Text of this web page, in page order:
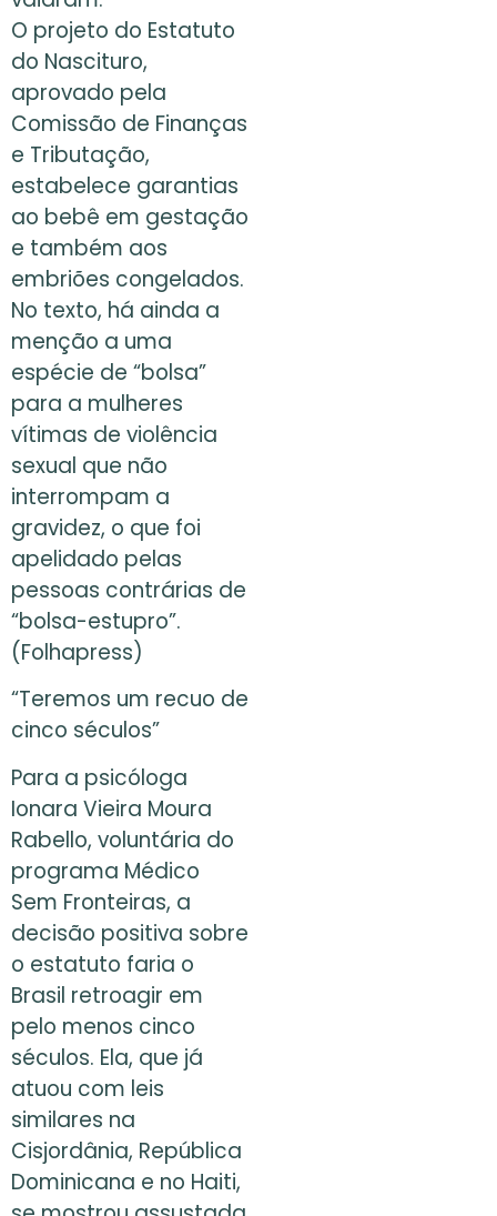
O projeto do Estatuto
do Nascituro,
aprovado pela
Comissão de Finanças
e Tributação,
estabelece garantias
ao bebê em gestação
e também aos
embriões congelados.
No texto, há ainda a
menção a uma
espécie de “bolsa”
para a mulheres
vítimas de violência
sexual que não
interrompam a
gravidez, o que foi
apelidado pelas
pessoas contrárias de
“bolsa-estupro”.
(Folhapress)
“Teremos um recuo de
cinco séculos”
Para a psicóloga
Ionara Vieira Moura
Rabello, voluntária do
programa Médico
Sem Fronteiras, a
decisão positiva sobre
o estatuto faria o
Brasil retroagir em
pelo menos cinco
séculos. Ela, que já
atuou com leis
similares na
Cisjordânia, República
Dominicana e no Haiti,